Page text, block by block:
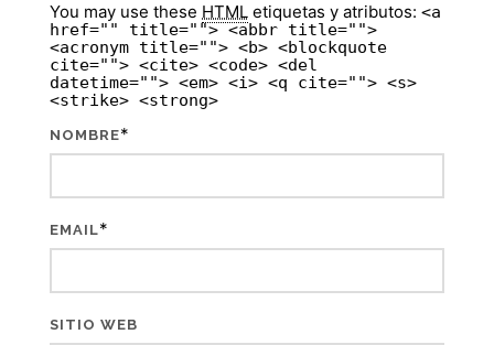
You may use these HTML etiquetas y atributos: <a
href="" title=""> <abbr title="">
<acronym title=""> <b> <blockquote
cite=""> <cite> <code> <del
datetime=""> <em> <i> <q cite=""> <s>
<strike> <strong>
NOMBRE*
EMAIL*
SITIO WEB